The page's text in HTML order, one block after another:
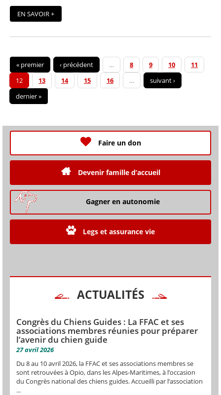
EN SAVOIR +
« premier ‹ précédent … 8 9 10
11
12
13 14 15 16 …
suivant ›
dernier »
Faire un don
Devenir famille d’accueil
Gagner en autonomie
Legs et assurance vie
ACTUALITÉS
Congrès du Chiens Guides : La FFAC et ses
associations membres réunies pour préparer
l’avenir du chien guide
27 avril 2026
Du 8 au 10 avril 2026, la FFAC et ses associations membres se
sont retrouvées à Opio, dans les Alpes-Maritimes, à l’occasion
du Congrès national des chiens guides. Accueilli par l’association
...